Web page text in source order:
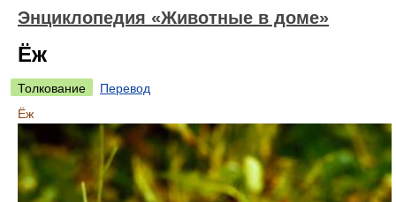
Энциклопедия «Животные в доме»
Ёж
Толкование
Перевод
Ёж